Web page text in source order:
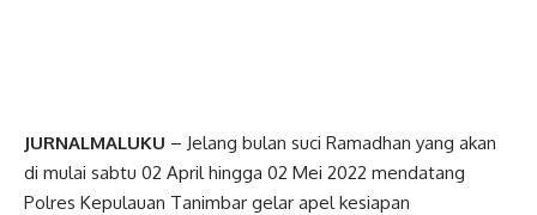
JURNALMALUKU – Jelang bulan suci Ramadhan yang akan
di mulai sabtu 02 April hingga 02 Mei 2022 mendatang
Polres Kepulauan Tanimbar gelar apel kesiapan